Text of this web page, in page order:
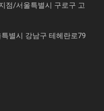
점/서울특별시 구로구 고
별시 강남구 테헤란로79